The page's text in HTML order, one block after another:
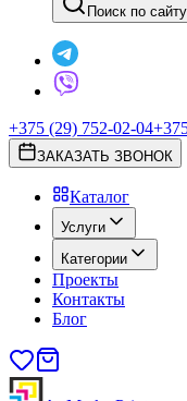
Поиск по сайту
+375 (29) 752-02-04
ЗАКАЗАТЬ ЗВОНОК
Каталог
Услуги
Категории
Проекты
Контакты
Блог